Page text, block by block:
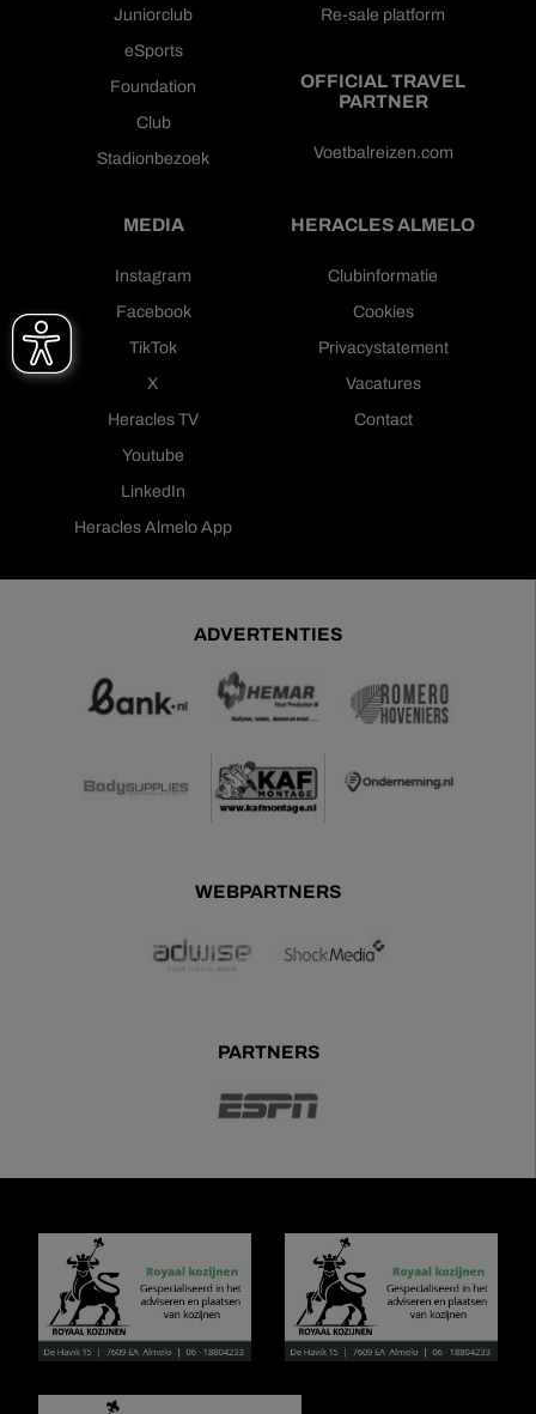
Juniorclub
eSports
Foundation
Club
Stadionbezoek
Re-sale platform
OFFICIAL TRAVEL
PARTNER
Voetbalreizen.com
MEDIA
Instagram
Facebook
TikTok
X
Heracles TV
Youtube
LinkedIn
Heracles Almelo App
HERACLES ALMELO
Clubinformatie
Cookies
Privacystatement
Vacatures
Contact
ADVERTENTIES
WEBPARTNERS
PARTNERS